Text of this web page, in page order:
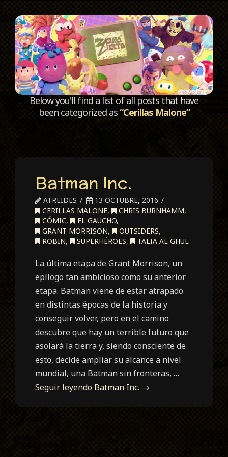
Below you'll find a list of all posts that have
been categorized as“Cerillas Malone”
Batman Inc.
ATREIDES
13 OCTUBRE, 2016
CERILLAS MALONE, CHRIS BURNHAMM,
CÓMIC, EL GAUCHO,
GRANT MORRISON, OUTSIDERS,
ROBIN, SUPERHÉROES, TALIA AL GHUL
La última etapa de Grant Morrison, un
epílogo tan ambicioso como su anterior
etapa. Batman viene de estar atrapado
en distintas épocas de la historia y
conseguir volver, pero en el camino
descubre que hay un terrible futuro que
asolará la tierra y, siendo consciente de
esto, decide ampliar su alcance a nivel
mundial, una Batman sin fronteras, …
Seguir leyendo Batman Inc. →